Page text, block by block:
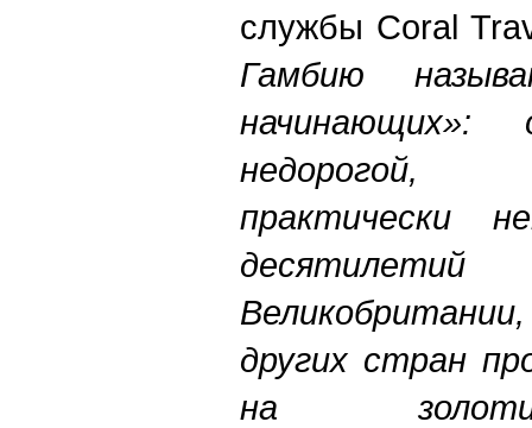
службы Coral
Гамбию
недорогой,
практически
других стран
на